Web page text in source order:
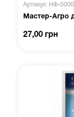
Артикул: НФ-
Мастер-Агро
27,00 грн